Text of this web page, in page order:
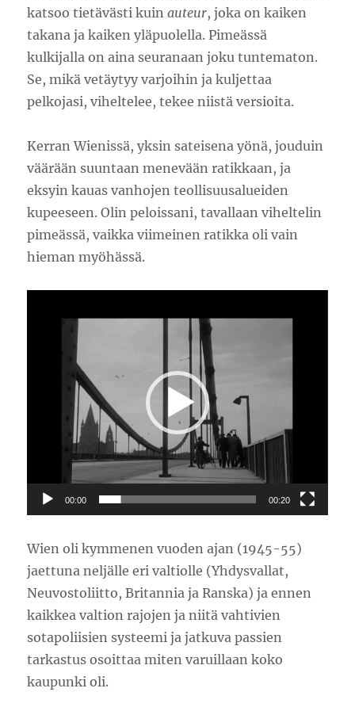
katsoo tietävästi kuinauteur, joka on kaiken
takana ja kaiken yläpuolella. Pimeässä
kulkijalla on aina seuranaan joku tuntematon.
Se, mikä vetäytyy varjoihin ja kuljettaa
pelkojasi, viheltelee, tekee niistä versioita.
Kerran Wienissä, yksin sateisena yönä, jouduin
väärään suuntaan menevään ratikkaan, ja
eksyin kauas vanhojen teollisuusalueiden
kupeeseen. Olin peloissani, tavallaan viheltelin
pimeässä, vaikka viimeinen ratikka oli vain
hieman myöhässä.
00:00 00:20
Wien oli kymmenen vuoden ajan (1945-55)
jaettuna neljälle eri valtiolle (Yhdysvallat,
Neuvostoliitto, Britannia ja Ranska) ja ennen
kaikkea valtion rajojen ja niitä vahtivien
sotapoliisien systeemi ja jatkuva passien
tarkastus osoittaa miten varuillaan koko
kaupunki oli.